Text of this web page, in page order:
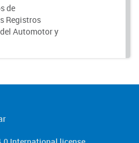
de
Registros
Automotor y